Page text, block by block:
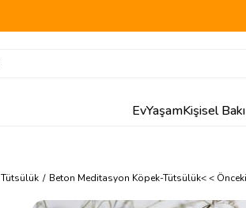
EvYaşamKişisel
Tütsülük Beton Meditasyon Köpek-Tütsülük< <